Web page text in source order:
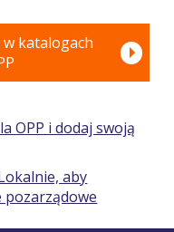
katalogach
OPP i dodaj swoją
aby